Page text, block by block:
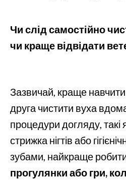
Чи слід самостійно
чи краще відвідати
Зазвичай, краще
друга чистити вуха
процедури догляду,
стрижка нігтів або
зубами, найкраще
прогулянки або гри,